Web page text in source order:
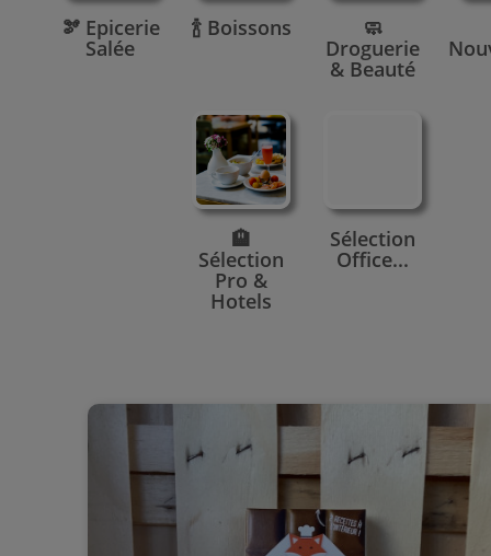
🫘 Epicerie
Salée
🍾 Boissons 🧼
Droguerie
& Beauté
🏨
Sélection
Pro &
Hotels
Sélection
Office...